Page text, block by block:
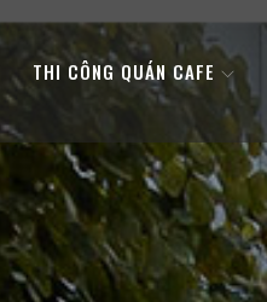
THI CÔNG QUÁN CAFE